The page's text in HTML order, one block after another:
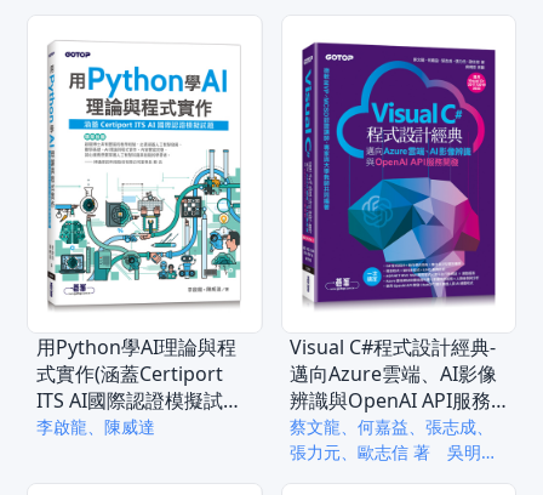
用Python學AI理論與程
式實作(涵蓋Certiport
ITS AI國際認證模擬試題)
(電子書)
李啟龍、陳威達
Visual C#程式設計經典-
邁向Azure雲端、AI影像
辨識與OpenAI API服務
開發(適用C#
2022/2019/2017)(電子
書)
蔡文龍、何嘉益、張志成、
張力元、歐志信 著 吳明哲